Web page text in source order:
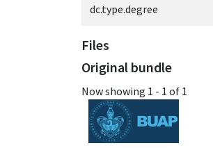
dc.type.degree
Files
Original bundle
Now showing 1 - 1 of 1